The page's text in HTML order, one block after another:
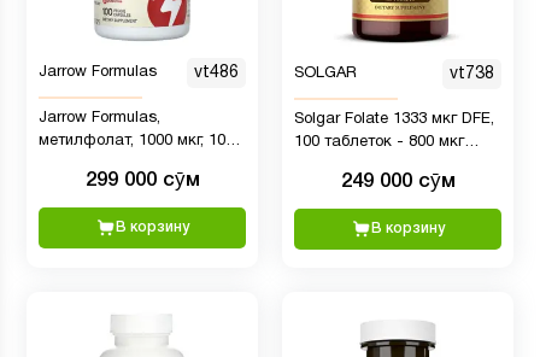
Jarrow Formulas vt486
Jarrow Formulas,
метилфолат, 1000 мкг, 100
299 000 сӯм
В корзину
SOLGAR vt738
Solgar Folate 1333 мкг DFE,
100 таблеток - 800 мкг
- Здоровье сердца - без
ГМО, веганский, без
глютена, без молочных
249 000 сӯм
В корзину